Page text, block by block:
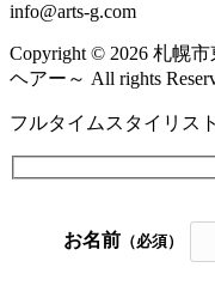
info@arts-g.com
Copyright © 2026 札幌
ヘアー～ All rights
フルタイムスタイリスト
お名前 （必須）